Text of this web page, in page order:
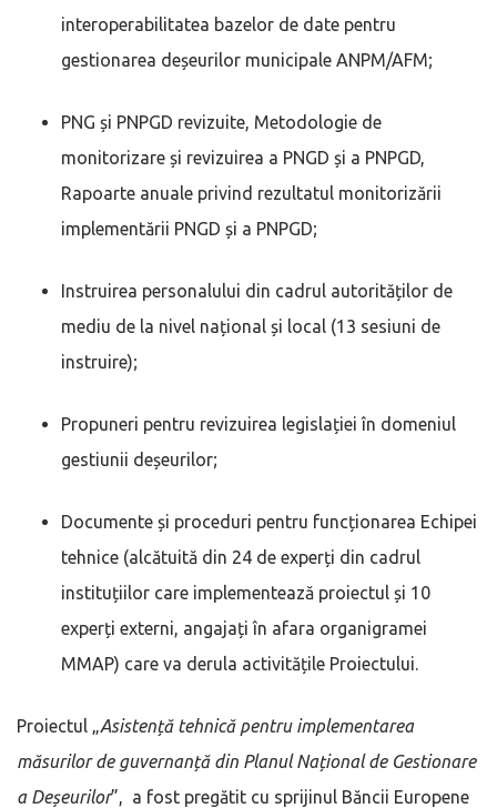
interoperabilitatea bazelor de date pentru
gestionarea deșeurilor municipale ANPM/AFM;
PNG și PNPGD revizuite, Metodologie de
monitorizare și revizuirea a PNGD și a PNPGD,
Rapoarte anuale privind rezultatul monitorizării
implementării PNGD și a PNPGD;
Instruirea personalului din cadrul autorităților de
mediu de la nivel național și local (13 sesiuni de
instruire);
Propuneri pentru revizuirea legislației în domeniul
gestiunii deșeurilor;
Documente și proceduri pentru funcționarea Echipei
tehnice (alcătuită din 24 de experți din cadrul
instituțiilor care implementează proiectul și 10
experți externi, angajați în afara organigramei
MMAP) care va derula activitățile Proiectului.
Proiectul „Asistență tehnică pentru implementarea
măsurilor de guvernanță din Planul Național de Gestionare
a Deșeurilor”, a fost pregătit cu sprijinul Băncii Europene